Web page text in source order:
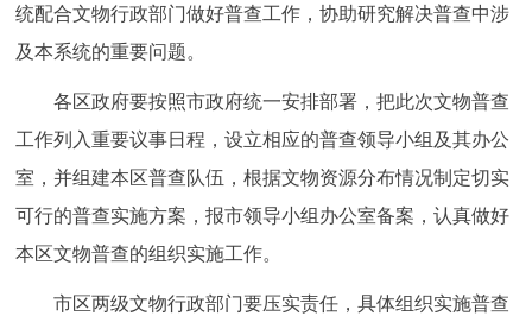
统配合文物行政部门做好普查工作，协助研究解决普查中涉
及本系统的重要问题。
各区政府要按照市政府统一安排部署，把此次文物普查
工作列入重要议事日程，设立相应的普查领导小组及其办公
室，并组建本区普查队伍，根据文物资源分布情况制定切实
可行的普查实施方案，报市领导小组办公室备案，认真做好
本区文物普查的组织实施工作。
市区两级文物行政部门要压实责任，具体组织实施普查